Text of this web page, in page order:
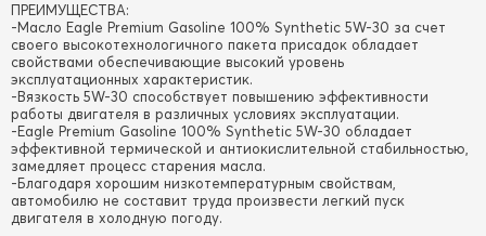
ПРЕИМУЩЕСТВА:
-Масло Eagle Premium Gasoline 100% Synthetic 5W-30 за счет
своего высокотехнологичного пакета присадок обладает
свойствами обеспечивающие высокий уровень
эксплуатационных характеристик.
-Вязкость 5W-30 способствует повышению эффективности
работы двигателя в различных условиях эксплуатации.
-Eagle Premium Gasoline 100% Synthetic 5W-30 обладает
эффективной термической и антиокислительной стабильностью,
замедляет процесс старения масла.
-Благодаря хорошим низкотемпературным свойствам,
автомобилю не составит труда произвести легкий пуск
двигателя в холодную погоду.